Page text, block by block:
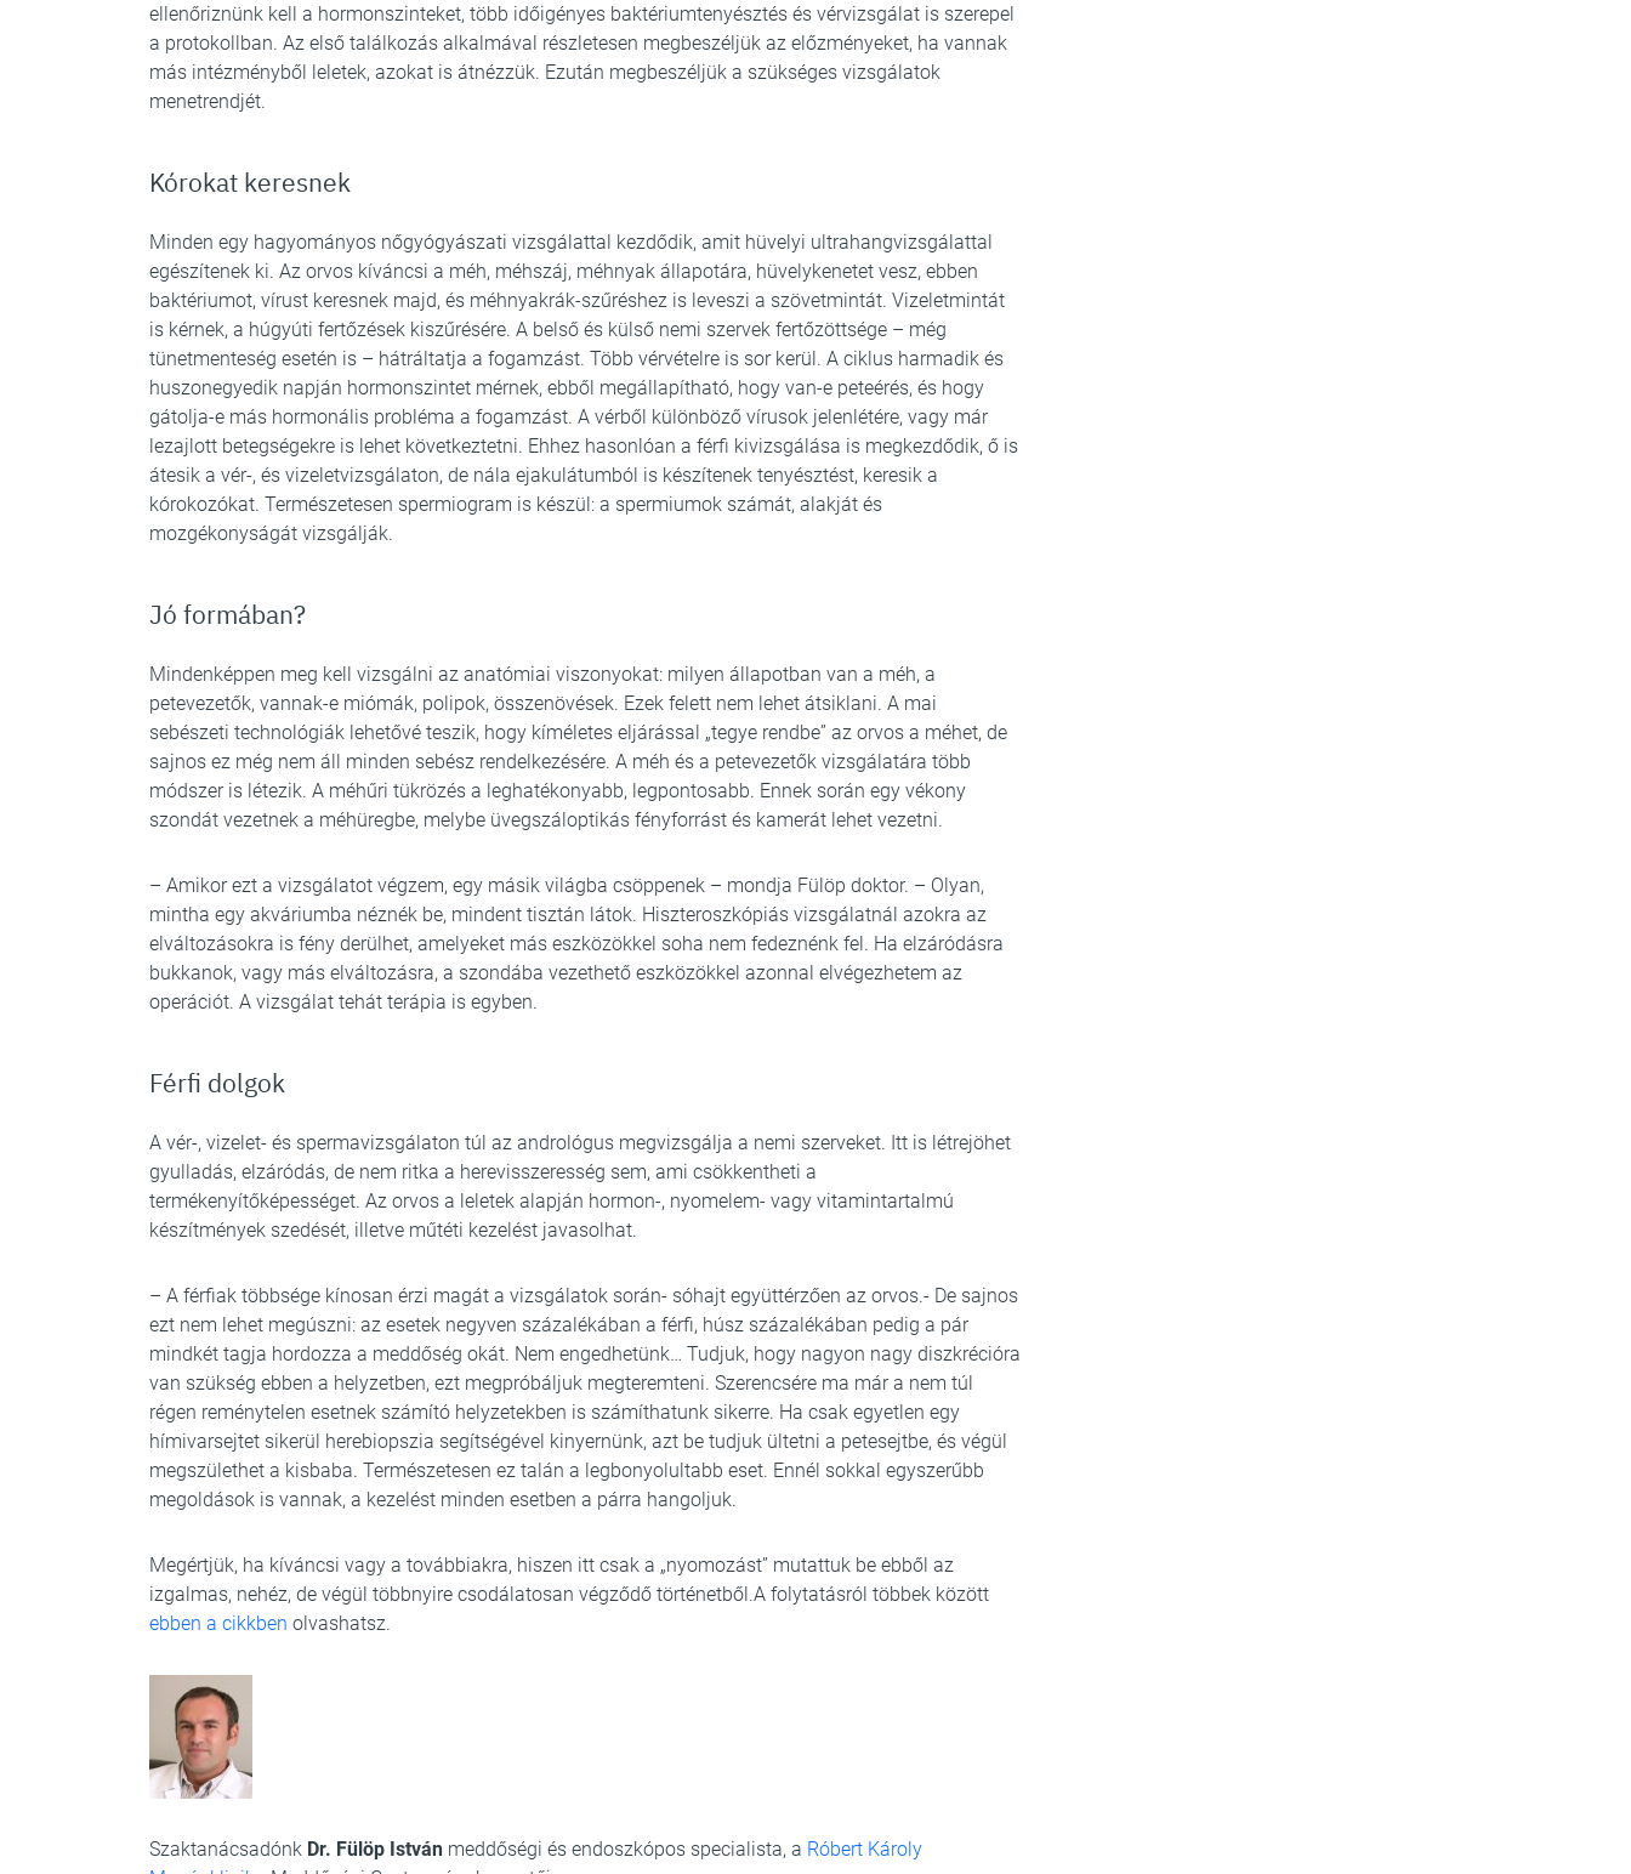
ellenőriznünk kell a hormonszinteket, több időigényes baktériumtenyésztés és vérvizsgálat is szerepel
a protokollban. Az első találkozás alkalmával részletesen megbeszéljük az előzményeket, ha vannak
más intézményből leletek, azokat is átnézzük. Ezután megbeszéljük a szükséges vizsgálatok
menetrendjét.
Kórokat keresnek
Minden egy hagyományos nőgyógyászati vizsgálattal kezdődik, amit hüvelyi ultrahangvizsgálattal
egészítenek ki. Az orvos kíváncsi a méh, méhszáj, méhnyak állapotára, hüvelykenetet vesz, ebben
baktériumot, vírust keresnek majd, és méhnyakrák-szűréshez is leveszi a szövetmintát. Vizeletmintát
is kérnek, a húgyúti fertőzések kiszűrésére. A belső és külső nemi szervek fertőzöttsége – még
tünetmenteség esetén is – hátráltatja a fogamzást. Több vérvételre is sor kerül. A ciklus harmadik és
huszonegyedik napján hormonszintet mérnek, ebből megállapítható, hogy van-e peteérés, és hogy
gátolja-e más hormonális probléma a fogamzást. A vérből különböző vírusok jelenlétére, vagy már
lezajlott betegségekre is lehet következtetni. Ehhez hasonlóan a férfi kivizsgálása is megkezdődik, ő is
átesik a vér-, és vizeletvizsgálaton, de nála ejakulátumból is készítenek tenyésztést, keresik a
kórokozókat. Természetesen spermiogram is készül: a spermiumok számát, alakját és
mozgékonyságát vizsgálják.
Jó formában?
Mindenképpen meg kell vizsgálni az anatómiai viszonyokat: milyen állapotban van a méh, a
petevezetők, vannak-e miómák, polipok, összenövések. Ezek felett nem lehet átsiklani. A mai
sebészeti technológiák lehetővé teszik, hogy kíméletes eljárással „tegye rendbe” az orvos a méhet, de
sajnos ez még nem áll minden sebész rendelkezésére. A méh és a petevezetők vizsgálatára több
módszer is létezik. A méhűri tükrözés a leghatékonyabb, legpontosabb. Ennek során egy vékony
szondát vezetnek a méhüregbe, melybe üvegszáloptikás fényforrást és kamerát lehet vezetni.
– Amikor ezt a vizsgálatot végzem, egy másik világba csöppenek – mondja Fülöp doktor. – Olyan,
mintha egy akváriumba néznék be, mindent tisztán látok. Hiszteroszkópiás vizsgálatnál azokra az
elváltozásokra is fény derülhet, amelyeket más eszközökkel soha nem fedeznénk fel. Ha elzáródásra
bukkanok, vagy más elváltozásra, a szondába vezethető eszközökkel azonnal elvégezhetem az
operációt. A vizsgálat tehát terápia is egyben.
Férfi dolgok
A vér-, vizelet- és spermavizsgálaton túl az andrológus megvizsgálja a nemi szerveket. Itt is létrejöhet
gyulladás, elzáródás, de nem ritka a herevisszeresség sem, ami csökkentheti a
termékenyítőképességet. Az orvos a leletek alapján hormon-, nyomelem- vagy vitamintartalmú
készítmények szedését, illetve műtéti kezelést javasolhat.
– A férfiak többsége kínosan érzi magát a vizsgálatok során- sóhajt együttérzően az orvos.- De sajnos
ezt nem lehet megúszni: az esetek negyven százalékában a férfi, húsz százalékában pedig a pár
mindkét tagja hordozza a meddőség okát. Nem engedhetünk… Tudjuk, hogy nagyon nagy diszkrécióra
van szükség ebben a helyzetben, ezt megpróbáljuk megteremteni. Szerencsére ma már a nem túl
régen reménytelen esetnek számító helyzetekben is számíthatunk sikerre. Ha csak egyetlen egy
hímivarsejtet sikerül herebiopszia segítségével kinyernünk, azt be tudjuk ültetni a petesejtbe, és végül
megszülethet a kisbaba. Természetesen ez talán a legbonyolultabb eset. Ennél sokkal egyszerűbb
megoldások is vannak, a kezelést minden esetben a párra hangoljuk.
Megértjük, ha kíváncsi vagy a továbbiakra, hiszen itt csak a „nyomozást” mutattuk be ebből az
izgalmas, nehéz, de végül többnyire csodálatosan végződő történetből.A folytatásról többek között
ebben a cikkben olvashatsz.
Szaktanácsadónk Dr. Fülöp István meddőségi és endoszkópos specialista, a Róbert Károly